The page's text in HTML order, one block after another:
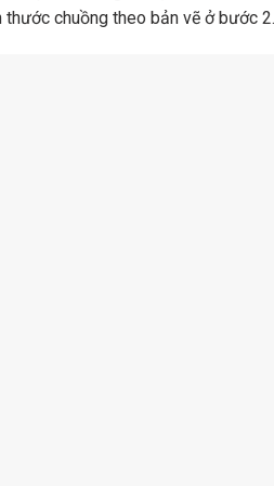
chuồng theo bản vẽ ở bước 2.